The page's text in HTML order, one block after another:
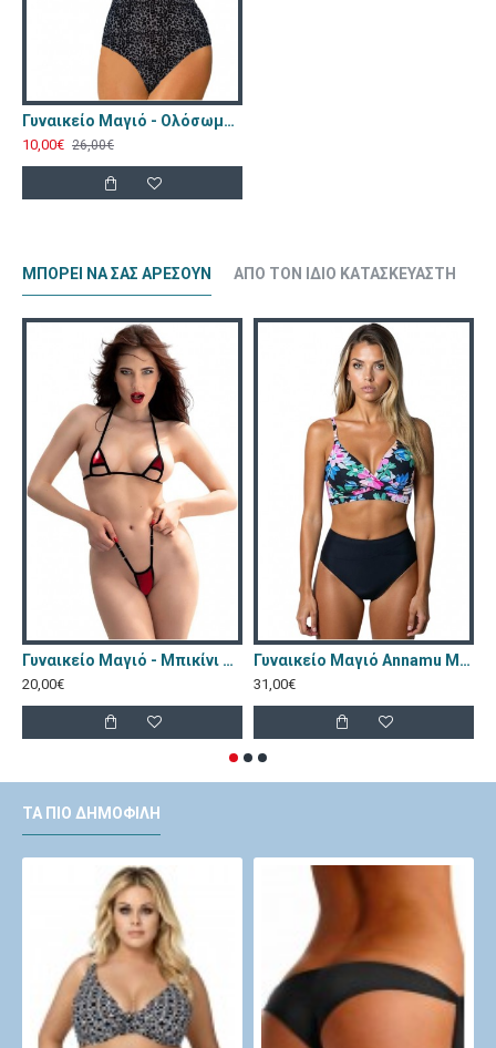
Γυναικείο Μαγιό - Ολόσωμο Leopard Γκρι Μαύρο ES1939-Gray
10,00€ 26,00€
ΜΠΟΡΕΊ ΝΑ ΣΑΣ ΑΡΈΣΟΥΝ ΑΠΌ ΤΟΝ ΊΔΙΟ ΚΑΤΑΣΚΕΥΑΣΤΉ
Γυναικείο Μαγιό - Μπικίνι Chilirose Κόκκινο CR-4603-Red
20,00€
Γυναικείο Μαγιό Annamu Μαύρο Φλοράλ A-1084
31,00€
ΤΑ ΠΙΟ ΔΗΜΟΦΙΛΉ